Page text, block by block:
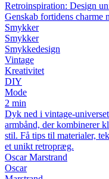
Retroinspiration: Design
Genskab fortidens charme
Smykker
Smykker
Smykkedesign
Vintage
Kreativitet
DIY
Mode
2 min
Dyk ned i vintage-
armbånd, der kombinerer
stil. Få tips til materialer,
et unikt retropræg.
Oscar Marstrand
Oscar